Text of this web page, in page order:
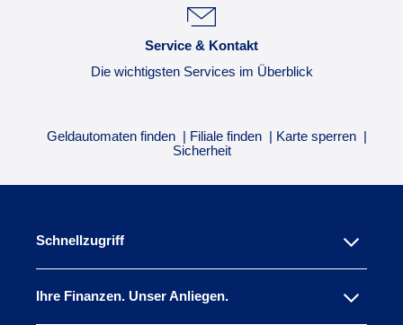
Service & Kontakt
Die wichtigsten Services im Überblick
Geldautomaten finden Filiale finden
Karte sperren
Sicherheit
Schnellzugriff
Ihre Finanzen. Unser Anliegen.